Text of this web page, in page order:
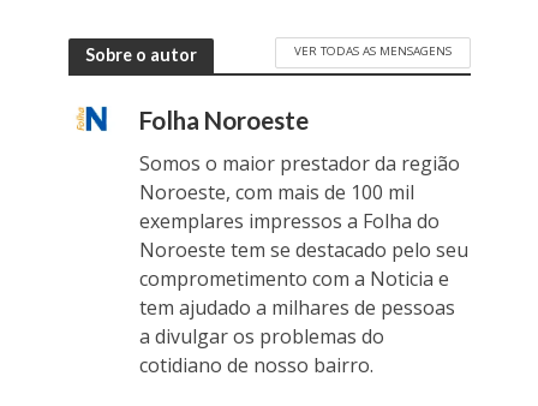
Sobre o autor VER TODAS AS MENSAGENS
Folha Noroeste
Somos o maior prestador da região
Noroeste, com mais de 100 mil
exemplares impressos a Folha do
Noroeste tem se destacado pelo seu
comprometimento com a Noticia e
tem ajudado a milhares de pessoas
a divulgar os problemas do
cotidiano de nosso bairro.